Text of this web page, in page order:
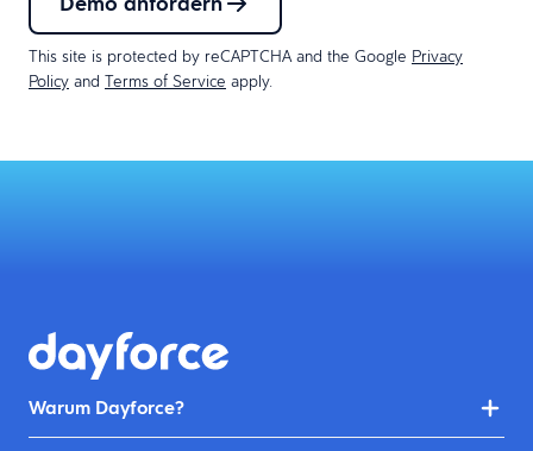
This site is protected by reCAPTCHA and the Google Privacy
Policy and Terms of Service apply.
Warum Dayforce?